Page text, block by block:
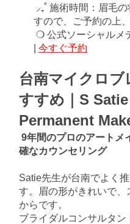
⸝₊˚ 施術時間：眉毛
すので、ご予約の上
❍ 公式ソーシャルメ
今すぐ予約
台南マイクロ
すすめ｜S
Permanent
9年間のプロのアートメ
確なカウンセリング
Satie先生が台南でよく
す。眉の形がきれいで
からです。
ブライダルコンサルタン